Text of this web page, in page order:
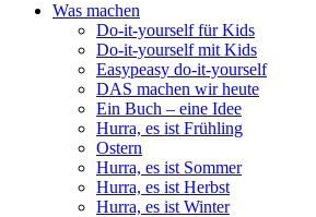
Was machen
Do-it-yourself für Kids
Do-it-yourself mit Kids
Easypeasy do-it-yourself
DAS machen wir heute
Ein Buch – eine Idee
Hurra, es ist Frühling
Ostern
Hurra, es ist Sommer
Hurra, es ist Herbst
Hurra, es ist Winter